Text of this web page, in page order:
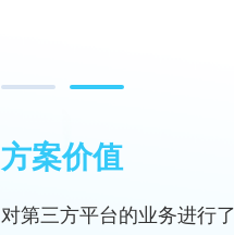
方案价值
对第三方平台的业务进行